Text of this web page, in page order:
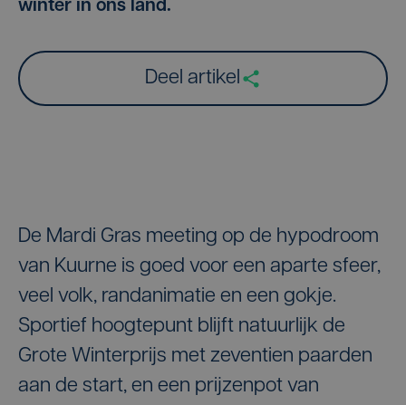
winter in ons land.
Deel artikel
De Mardi Gras meeting op de hypodroom
van Kuurne is goed voor een aparte sfeer,
veel volk, randanimatie en een gokje.
Sportief hoogtepunt blijft natuurlijk de
Grote Winterprijs met zeventien paarden
aan de start, en een prijzenpot van